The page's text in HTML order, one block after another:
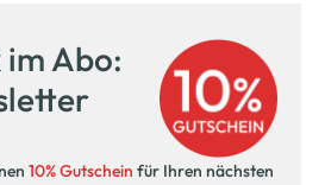
Kostenlose Filiallieferung
Ihre Wunschfiliale
Abo:
10% Gutschein für Ihren nächsten